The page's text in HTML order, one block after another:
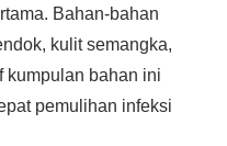
Bahan-bahan
kulit semangka,
kumpulan bahan ini
pemulihan infeksi